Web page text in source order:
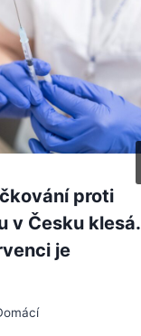
proti
v Česku klesá.
je